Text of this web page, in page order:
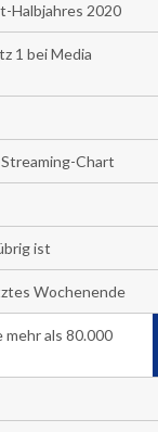
Halbjahres 2020
1 bei Media
Chart
ist
Wochenende
als 80.000